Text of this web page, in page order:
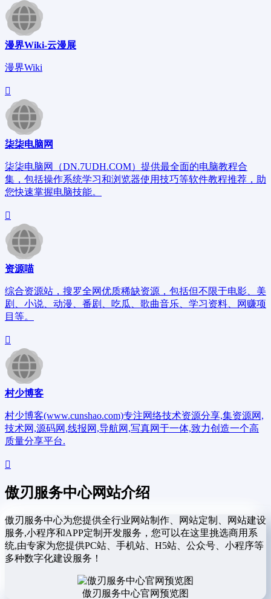
漫界Wiki-云漫展
漫界Wiki
柒柒电脑网
柒柒电脑网（DN.7UDH.COM）提供最全面的电脑教程合
集，包括操作系统学习和浏览器使用技巧等软件教程推荐，助
您快速掌握电脑技能。
资源喵
综合资源站，搜罗全网优质稀缺资源，包括但不限于电影、美
剧、小说、动漫、番剧、吃瓜、歌曲音乐、学习资料、网赚项
目等。
村少博客
村少博客(www.cunshao.com)专注网络技术资源分享,集资源网,
技术网,源码网,线报网,导航网,写真网于一体,致力创造一个高
质量分享平台.
傲刃服务中心网站介绍
傲刃服务中心为您提供全行业网站制作、网站定制、网站建设
服务,小程序和APP定制开发服务，您可以在这里挑选商用系
统,由专家为您提供PC站、手机站、H5站、公众号、小程序等
多种数字化建设服务！
傲刃服务中心官网预览图